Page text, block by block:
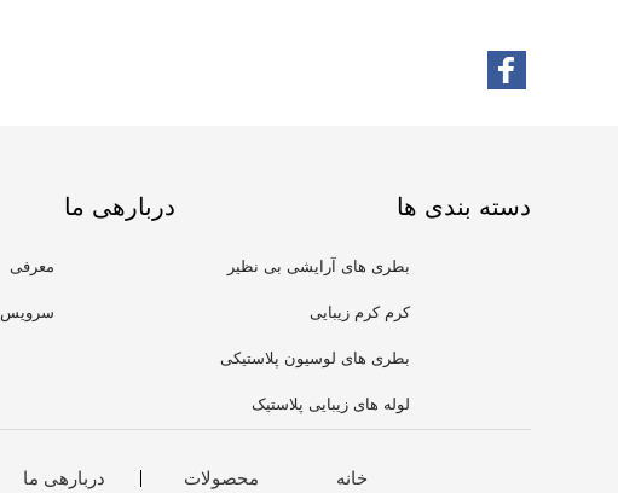
دسته بندی ها
بطری های آرایشی بی نظیر
کرم کرم زیبایی
بطری های لوسیون پلاستیکی
لوله های زیبایی پلاستیک
دربارهی ما
معرفی
سرویس
خانه محصولات دربارهی ما